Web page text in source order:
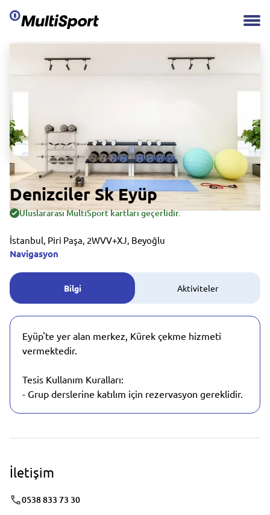
Denizciler Sk Eyüp
Uluslararası MultiSport kartları geçerlidir.
İstanbul, Piri Paşa, 2WVV+XJ, Beyoğlu
Navigasyon
Bilgi Aktiviteler
Eyüp'te yer alan merkez, Kürek çekme hizmeti
vermektedir.
Tesis Kullanım Kuralları:
- Grup derslerine katılım için rezervasyon gereklidir.
İletişim
0538 833 73 30